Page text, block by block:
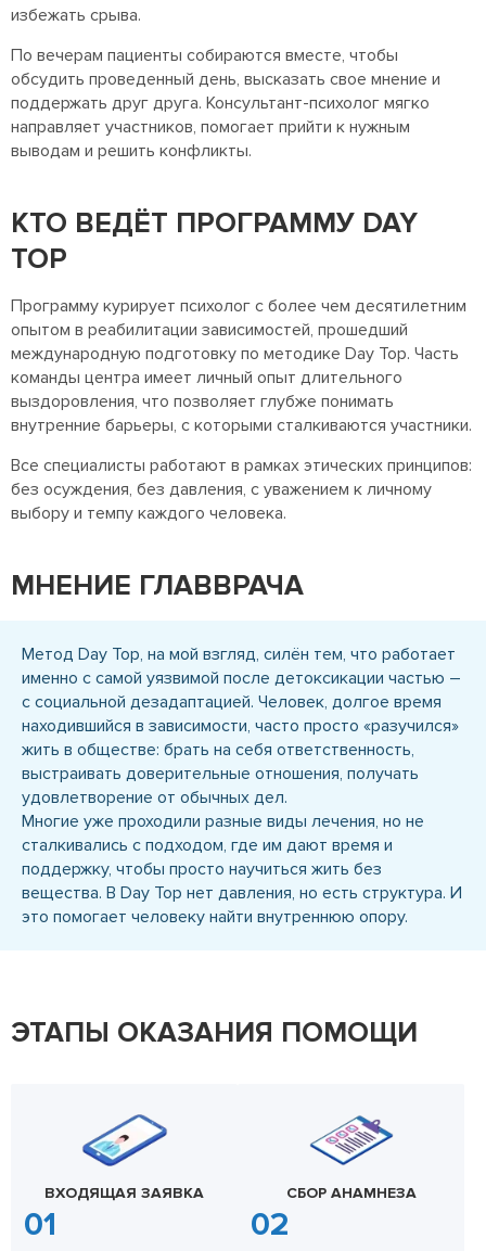
избежать срыва.
По вечерам пациенты собираются вместе, чтобы
обсудить проведенный день, высказать свое мнение и
поддержать друг друга. Консультант-психолог мягко
направляет участников, помогает прийти к нужным
выводам и решить конфликты.
КТО ВЕДЁТ ПРОГРАММУ DAY
TOP
Программу курирует психолог с более чем десятилетним
опытом в реабилитации зависимостей, прошедший
международную подготовку по методике Day Top. Часть
команды центра имеет личный опыт длительного
выздоровления, что позволяет глубже понимать
внутренние барьеры, с которыми сталкиваются участники.
Все специалисты работают в рамках этических принципов:
без осуждения, без давления, с уважением к личному
выбору и темпу каждого человека.
МНЕНИЕ ГЛАВВРАЧА
Метод Day Top, на мой взгляд, силён тем, что работает
именно с самой уязвимой после детоксикации частью –
с социальной дезадаптацией. Человек, долгое время
находившийся в зависимости, часто просто «разучился»
жить в обществе: брать на себя ответственность,
выстраивать доверительные отношения, получать
удовлетворение от обычных дел.
Многие уже проходили разные виды лечения, но не
сталкивались с подходом, где им дают время и
поддержку, чтобы просто научиться жить без
вещества. В Day Top нет давления, но есть структура. И
это помогает человеку найти внутреннюю опору.
ЭТАПЫ ОКАЗАНИЯ ПОМОЩИ
ВХОДЯЩАЯ ЗАЯВКА СБОР АНАМНЕЗА